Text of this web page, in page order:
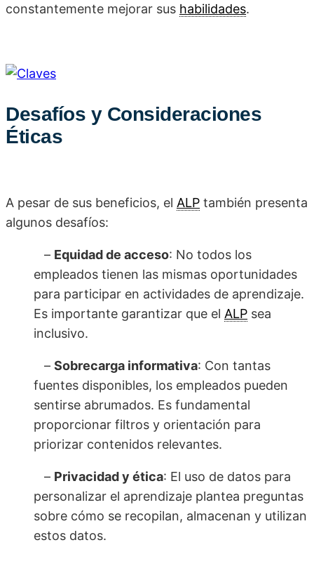
constantemente mejorar sus habilidades.
Desafíos y Consideraciones
Éticas
A pesar de sus beneficios, el ALP también presenta
algunos desafíos:
– Equidad de acceso: No todos los
empleados tienen las mismas oportunidades
para participar en actividades de aprendizaje.
Es importante garantizar que el ALP sea
inclusivo.
– Sobrecarga informativa: Con tantas
fuentes disponibles, los empleados pueden
sentirse abrumados. Es fundamental
proporcionar filtros y orientación para
priorizar contenidos relevantes.
– Privacidad y ética: El uso de datos para
personalizar el aprendizaje plantea preguntas
sobre cómo se recopilan, almacenan y utilizan
estos datos.